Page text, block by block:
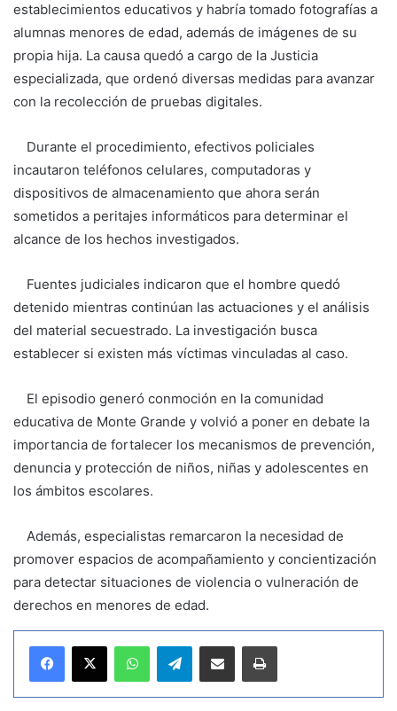
establecimientos educativos y habría tomado fotografías a
alumnas menores de edad, además de imágenes de su
propia hija. La causa quedó a cargo de la Justicia
especializada, que ordenó diversas medidas para avanzar
con la recolección de pruebas digitales.
Durante el procedimiento, efectivos policiales
incautaron teléfonos celulares, computadoras y
dispositivos de almacenamiento que ahora serán
sometidos a peritajes informáticos para determinar el
alcance de los hechos investigados.
Fuentes judiciales indicaron que el hombre quedó
detenido mientras continúan las actuaciones y el análisis
del material secuestrado. La investigación busca
establecer si existen más víctimas vinculadas al caso.
El episodio generó conmoción en la comunidad
educativa de Monte Grande y volvió a poner en debate la
importancia de fortalecer los mecanismos de prevención,
denuncia y protección de niños, niñas y adolescentes en
los ámbitos escolares.
Además, especialistas remarcaron la necesidad de
promover espacios de acompañamiento y concientización
para detectar situaciones de violencia o vulneración de
derechos en menores de edad.
Telegram